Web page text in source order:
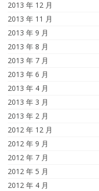
2013 年 12 月
2013 年 11 月
2013 年 9 月
2013 年 8 月
2013 年 7 月
2013 年 6 月
2013 年 4 月
2013 年 3 月
2013 年 2 月
2012 年 12 月
2012 年 9 月
2012 年 7 月
2012 年 5 月
2012 年 4 月